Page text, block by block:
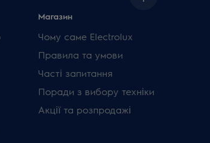
Магазин
Чому саме Electrolux
Правила та умови
Часті запитання
Поради з вибору техніки
Акції та розпродажі